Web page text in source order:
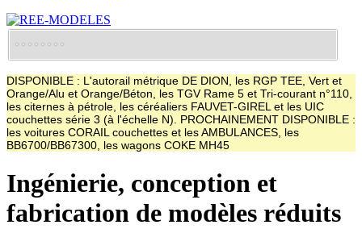
DISPONIBLE : L'autorail métrique DE DION, les RGP TEE, Vert et
Orange/Alu et Orange/Béton, les TGV Rame 5 et Tri-courant n°110,
les citernes à pétrole, les céréaliers FAUVET-GIREL et les UIC
couchettes série 3 (à l'échelle N). PROCHAINEMENT DISPONIBLE :
les voitures CORAIL couchettes et les AMBULANCES, les
BB6700/BB67300, les wagons COKE MH45
Ingénierie, conception et
fabrication de modèles réduits